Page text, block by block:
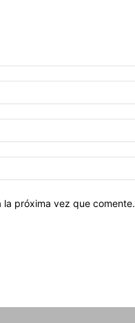
la próxima vez que comente.